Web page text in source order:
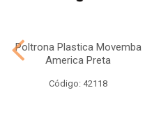
Poltrona Plastica Movemba
America Preta
Código: 42118